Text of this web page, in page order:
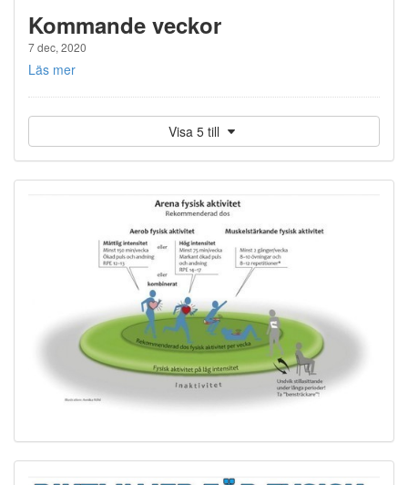
Kommande veckor
7 dec, 2020
Läs mer
Visa 5 till